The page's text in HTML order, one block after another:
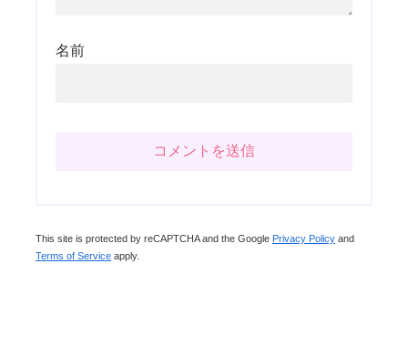
名前
This site is protected by reCAPTCHA and the Google Privacy Policy and
Terms of Service apply.